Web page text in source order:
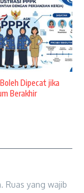
Dipecat jika
Berakhir
Ruas yang wajib